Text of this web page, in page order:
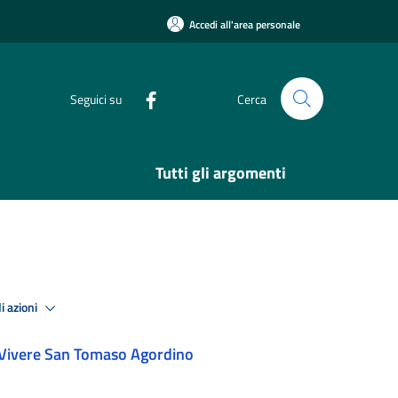
Accedi all'area personale
Seguici su Cerca
Tutti gli argomenti
azioni
San Tomaso Agordino